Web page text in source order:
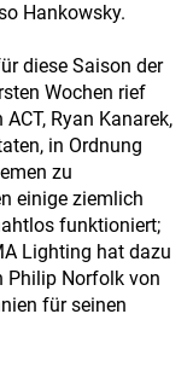
Hankowsky.
diese Saison der
Wochen rief
Ryan Kanarek,
in Ordnung
zu
einige ziemlich
funktioniert;
Lighting hat dazu
Philip Norfolk von
für seinen